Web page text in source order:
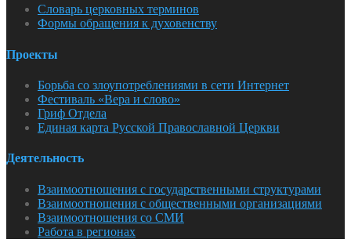
Словарь церковных терминов
Формы обращения к духовенству
Проекты
Борьба со злоупотреблениями в сети Интернет
Фестиваль «Вера и слово»
Гриф Отдела
Единая карта Русской Православной Церкви
Деятельность
Взаимоотношения с государственными структурами
Взаимоотношения с общественными организациями
Взаимоотношения со СМИ
Работа в регионах